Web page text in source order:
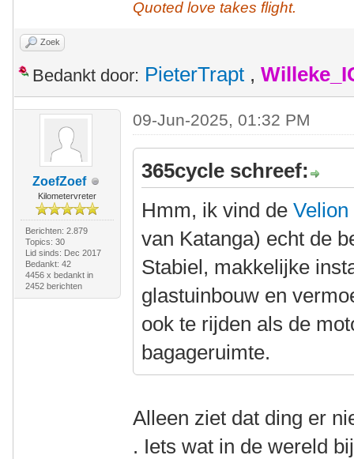
Quoted love takes flight.
Zoek
Bedankt door: PieterTrapt ,
ZoefZoef
Kilometervreter
Berichten: 2.879
Topics: 30
Lid sinds: Dec 2017
Bedankt: 42
4456 x bedankt in
2452 berichten
09-Jun-2025, 01:32 PM
365cycle schreef:
Hmm, ik vind deVelion
van Katanga) echt de
Stabiel, makkelijke
glastuinbouw en
ook te rijden als de
bagageruimte.
Alleen ziet dat ding er
. Iets wat in de wereld